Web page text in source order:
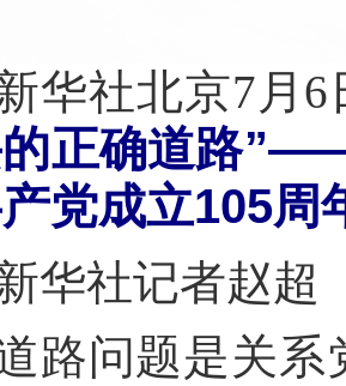
华社北京7月6
正确道路
党成立105周
华社记者赵超
路问题是关系